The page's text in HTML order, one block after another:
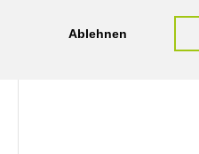
Ablehnen